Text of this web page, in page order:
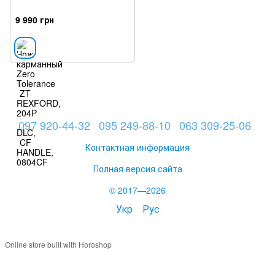
9 990 грн
097 920-44-32 095 249-88-10 063 309-25-06
Контактная информация
Полная версия сайта
© 2017—2026
Укр Рус
Online store built with Horoshop